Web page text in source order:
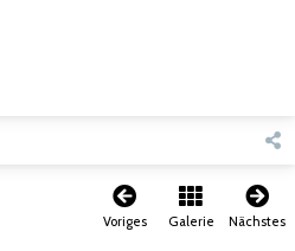
Voriges Galerie Nächstes